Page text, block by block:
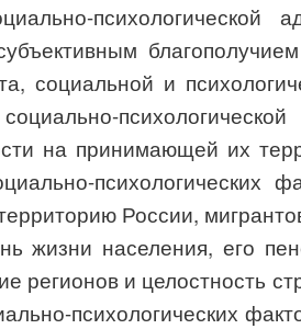
психологической
социальной и
на принимающей их
психологических
России,
жизни населения, его
регионов и целостность
психологических